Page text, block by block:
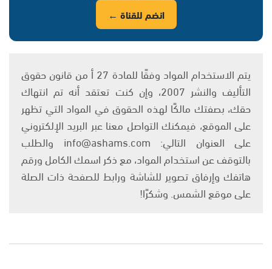
انضم للقناة ←
يتم الاستخدام المواد وفقًا للمادة 27 أ من قانون حقوق
التأليف والنشر 2007، وإن كنت تعتقد أنه تم انتهاك
حقك، بصفتك مالكًا لهذه الحقوق في المواد التي تظهر
على الموقع، فيمكنك التواصل معنا عبر البريد الإلكتروني
على العنوان التالي: info@ashams.com والطلب
بالتوقف عن استخدام المواد، مع ذكر اسمك الكامل ورقم
هاتفك وإرفاق تصوير للشاشة ورابط للصفحة ذات الصلة
على موقع الشمس. وشكرًا!